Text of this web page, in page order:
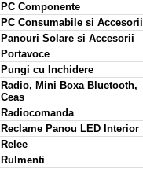
PC Componente
PC Consumabile si Accesorii
Panouri Solare si Accesorii
Portavoce
Pungi cu Inchidere
Radio, Mini Boxa Bluetooth,
Ceas
Radiocomanda
Reclame Panou LED Interior
Relee
Rulmenti